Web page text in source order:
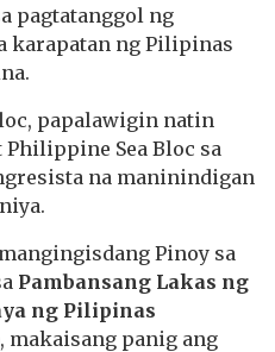
pagtatanggol ng
karapatan ng Pilipinas
papalawigin natin
Sea Bloc sa
na maninindigan
Pinoy sa
Pambansang Lakas ng
ng Pilipinas
, makaisang panig ang